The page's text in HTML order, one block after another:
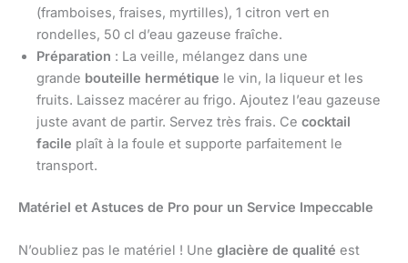
(framboises, fraises, myrtilles), 1 citron vert en
rondelles, 50 cl d’eau gazeuse fraîche.
Préparation : La veille, mélangez dans une
grande bouteille hermétique le vin, la liqueur et les
fruits. Laissez macérer au frigo. Ajoutez l’eau gazeuse
juste avant de partir. Servez très frais. Ce cocktail
facile plaît à la foule et supporte parfaitement le
transport.
Matériel et Astuces de Pro pour un Service Impeccable
N’oubliez pas le matériel ! Une glacière de qualité est